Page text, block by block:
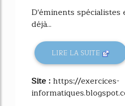
D'éminents
déjà...
LIRE LA SUITE
Site :https://exercices-